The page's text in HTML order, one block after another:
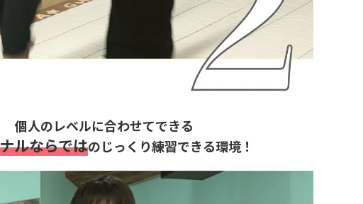
個人のレベルに合わせてできる
ルならではのじっくり練習できる環境！